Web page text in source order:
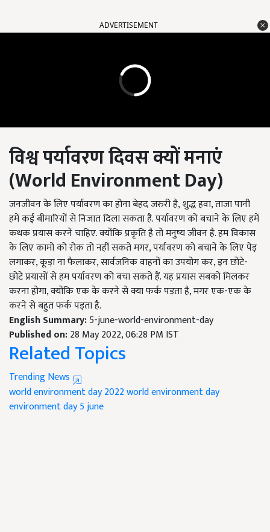
ADVERTISEMENT
विश्व पर्यावरण दिवस क्यों मनाएं
(World Environment Day)
जनजीवन के लिए पर्यावरण का होना बेहद जरुरी है, शुद्ध हवा, ताजा पानी
हमें कई बीमारियों से निजात दिला सकता है. पर्यावरण को बचाने के लिए हमें
कथक प्रयास करने चाहिए. क्योंकि प्रकृति है तो मनुष्य जीवन है. हम विकास
के लिए कामों को रोक तो नहीं सकते मगर, पर्यावरण को बचाने के लिए पेड़
लगाकर, कूड़ा ना फैलाकर, सार्वजनिक वाहनों का उपयोग कर, इन छोटे-
छोटे प्रयासों से हम पर्यावरण को बचा सकते हैं. यह प्रयास सबको मिलकर
करना होगा, क्योंकि एक के करने से क्या फर्क पड़ता है, मगर एक-एक के
करने से बहुत फर्क पड़ता है.
English Summary:5-june-world-environment-day
Published on:28 May 2022, 06:28 PM IST
Related Topics
Trending News
world environment day 2022world environment day
environment day5 june